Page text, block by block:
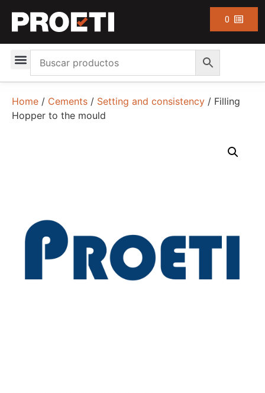
0
Home / Cements / Setting and consistency / Filling
Hopper to the mould